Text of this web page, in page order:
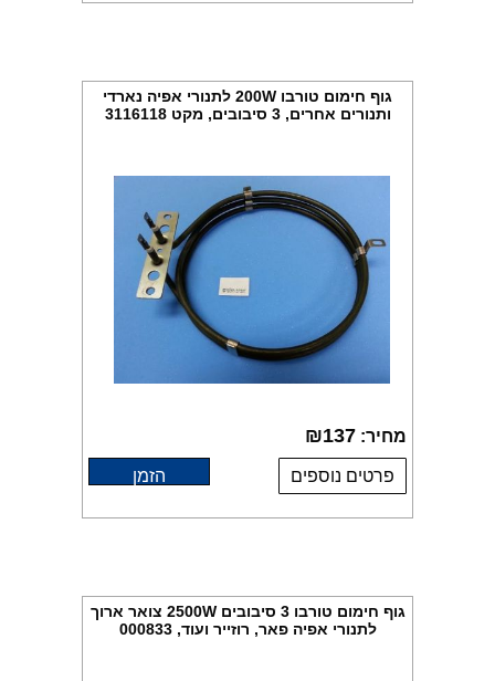
גוף חימום טורבו 200W לתנורי אפיה נארדי
ותנורים אחרים, 3 סיבובים, מקט 3116118
מחיר: ₪137
פרטים נוספים הזמן
גוף חימום טורבו 3 סיבובים 2500W צואר ארוך
לתנורי אפיה פאר, רוזייר ועוד, 000833